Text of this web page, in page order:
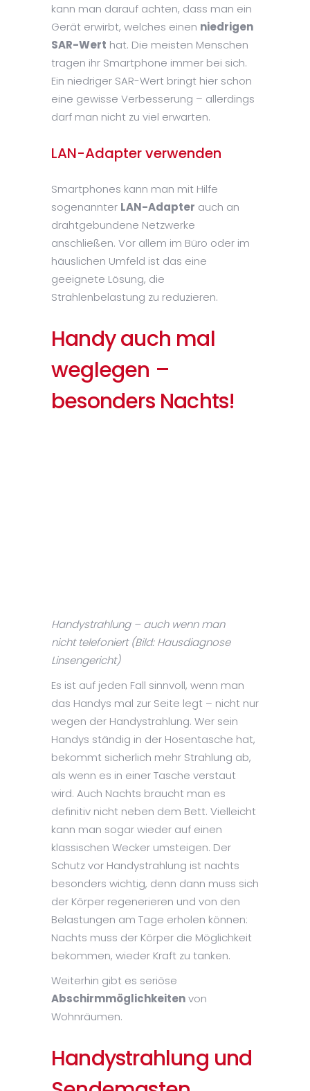
kann man darauf achten, dass man ein
Gerät erwirbt, welches einen niedrigen
SAR-Wert hat. Die meisten Menschen
tragen ihr Smartphone immer bei sich.
Ein niedriger SAR-Wert bringt hier schon
eine gewisse Verbesserung – allerdings
darf man nicht zu viel erwarten.
LAN-Adapter verwenden
Smartphones kann man mit Hilfe
sogenannter LAN-Adapter auch an
drahtgebundene Netzwerke
anschließen. Vor allem im Büro oder im
häuslichen Umfeld ist das eine
geeignete Lösung, die
Strahlenbelastung zu reduzieren.
Handy auch mal
weglegen –
besonders Nachts!
Handystrahlung – auch wenn man
nicht telefoniert (Bild: Hausdiagnose
Linsengericht)
Es ist auf jeden Fall sinnvoll, wenn man
das Handys mal zur Seite legt – nicht nur
wegen der Handystrahlung. Wer sein
Handys ständig in der Hosentasche hat,
bekommt sicherlich mehr Strahlung ab,
als wenn es in einer Tasche verstaut
wird. Auch Nachts braucht man es
definitiv nicht neben dem Bett. Vielleicht
kann man sogar wieder auf einen
klassischen Wecker umsteigen. Der
Schutz vor Handystrahlung ist nachts
besonders wichtig, denn dann muss sich
der Körper regenerieren und von den
Belastungen am Tage erholen können:
Nachts muss der Körper die Möglichkeit
bekommen, wieder Kraft zu tanken.
Weiterhin gibt es seriöse
Abschirmmöglichkeitenvon
Wohnräumen.
Handystrahlung und